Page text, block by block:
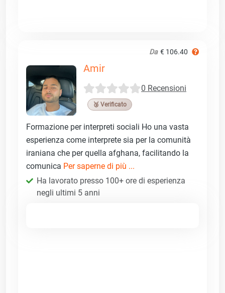
Da € 106.40
Amir
0 Recensioni
🥉 Verificato
Formazione per interpreti sociali Ho una vasta
esperienza come interprete sia per la comunità
iraniana che per quella afghana, facilitando la
comunica Per saperne di più ...
Ha lavorato presso 100+ ore di esperienza
negli ultimi 5 anni